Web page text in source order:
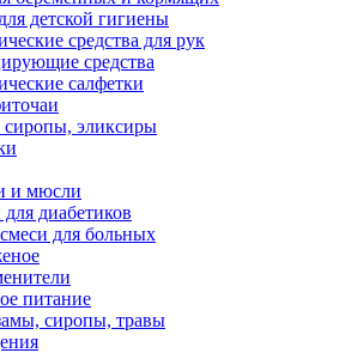
детской гигиены
средства для рук
средства
салфетки
сиропы, эликсиры
и мюсли
диабетиков
для больных
питание
сиропы, травы